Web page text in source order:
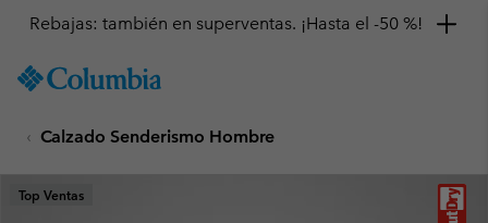
TO
SKIP
MAIN
NAV
Rebajas: también en superventas. ¡Hasta el -50 %!
Calzado Senderismo Hombre
Top Ventas